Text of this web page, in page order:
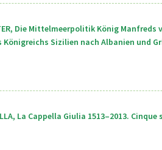
Die Mittelmeerpolitik König
Königreichs Sizilien nach Albanien und
La Cappella Giulia 1513–2013.